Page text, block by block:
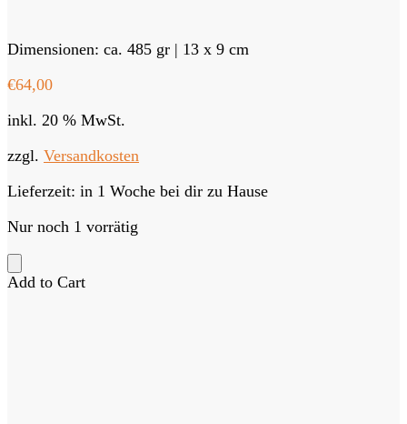
Dimensionen: ca. 485 gr | 13 x 9 cm
€64,00
inkl. 20 % MwSt.
zzgl. Versandkosten
Lieferzeit: in 1 Woche bei dir zu Hause
Nur noch 1 vorrätig
Add to Cart